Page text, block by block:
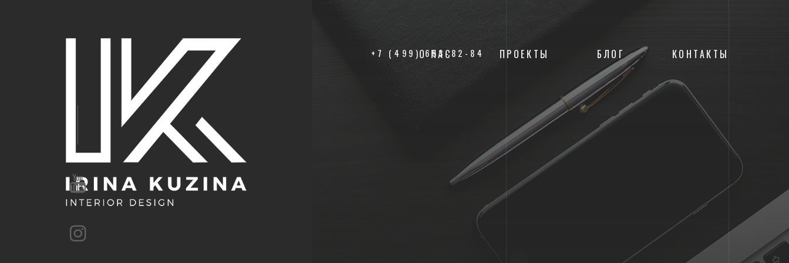
+7 (499) 653-82-84
О НАС ПРОЕКТЫ БЛОГ КОНТАКТЫ